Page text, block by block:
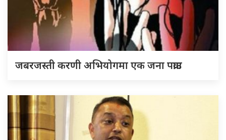
जबरजस्ती करणी अभियोगमा एक जना पक्राउ